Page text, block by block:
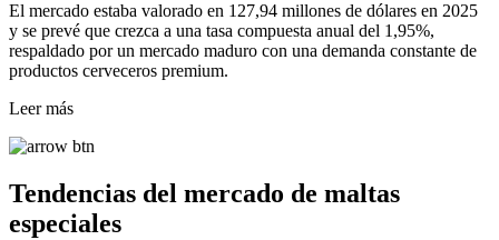
El mercado estaba valorado en 127,94 millones de dólares en 2025
y se prevé que crezca a una tasa compuesta anual del 1,95%,
respaldado por un mercado maduro con una demanda constante de
productos cerveceros premium.
Leer más
Tendencias del mercado de maltas
especiales